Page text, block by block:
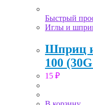
Быстрый
Иглы и
Шприц
100
15 ₽